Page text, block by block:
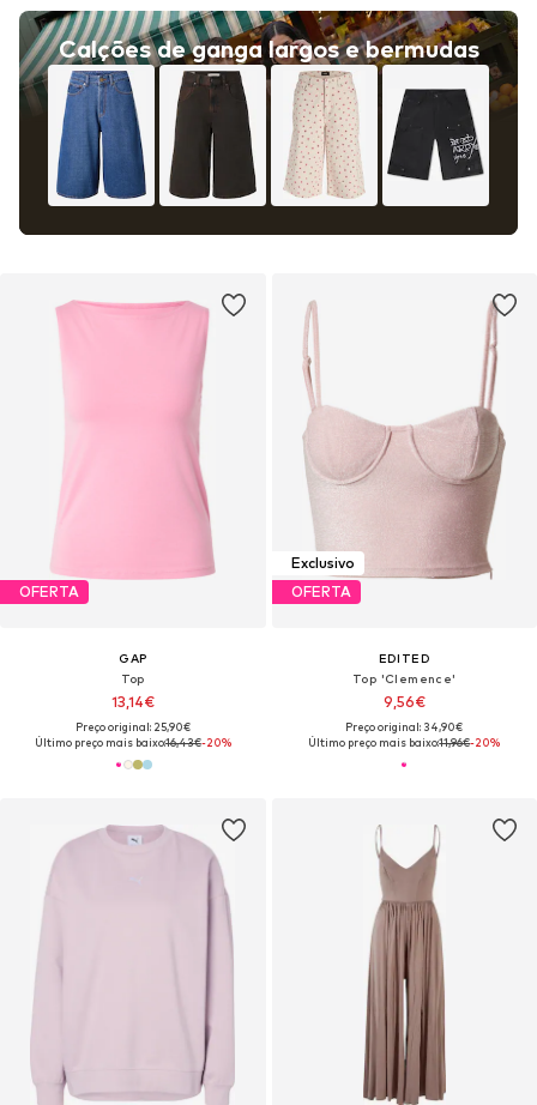
Calções de ganga largos e bermudas
OFERTA
GAP
Top
13,14€
Preço original: 25,90€
Último preço mais baixo:16,43€-20%
Exclusivo
OFERTA
EDITED
Top 'Clemence'
9,56€
Preço original: 34,90€
Último preço mais baixo:11,96€-20%